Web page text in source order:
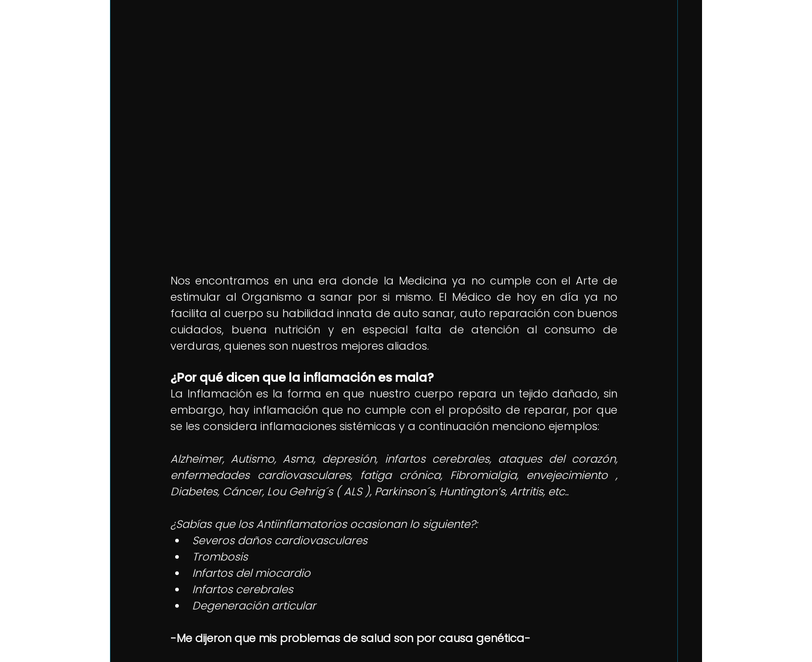
Nos encontramos en una era donde la Medicina ya no cumple con el Arte de
estimular al Organismo a sanar por si mismo. El Médico de hoy en día ya no
facilita al cuerpo su habilidad innata de auto sanar, auto reparación con buenos
cuidados, buena nutrición y en especial falta de atención al consumo de
verduras, quienes son nuestros mejores aliados.
¿Por qué dicen que la inflamación es mala?
La Inflamación es la forma en que nuestro cuerpo repara un tejido dañado, sin
embargo, hay inflamación que no cumple con el propósito de reparar, por que
se les considera inflamaciones sistémicas y a continuación menciono ejemplos:
Alzheimer, Autismo, Asma, depresión, infartos cerebrales, ataques del corazón,
enfermedades cardiovasculares, fatiga crónica, Fibromialgia, envejecimiento ,
Diabetes, Cáncer, Lou Gehrig´s ( ALS ), Parkinson´s, Huntington’s, Artritis, etc..
¿Sabías que los Antiinflamatorios ocasionan lo siguiente?:
Severos daños cardiovasculares
Trombosis
Infartos del miocardio
Infartos cerebrales
Degeneración articular
-Me dijeron que mis problemas de salud son por causa genética-